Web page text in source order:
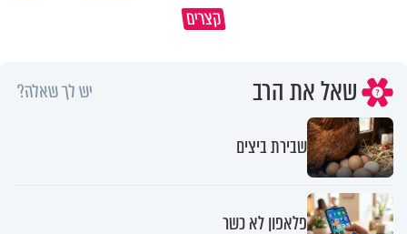
קצרים
שאל את הרב יש לך שאלה?
שבירת ביצים
פלאפון לא כשר